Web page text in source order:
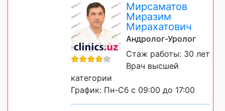
Мирсаматов
Миразим
Мирахатович
Андролог-Уролог
Стаж работы: 30 лет
Врач высшей
категории
График: Пн-Сб с 09:00 до 17:00